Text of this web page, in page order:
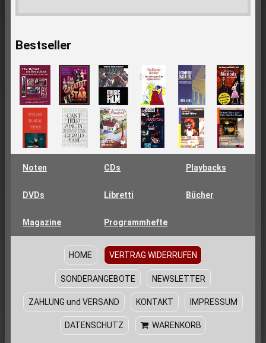
Bestseller
Noten CDs Playbacks
DVDs Libretti Bücher
Magazine Programmhefte
HOME VERTRAG WIDERRUFEN
SONDERANGEBOTE NEWSLETTER
ZAHLUNG und VERSAND KONTAKT IMPRESSUM
DATENSCHUTZ WARENKORB